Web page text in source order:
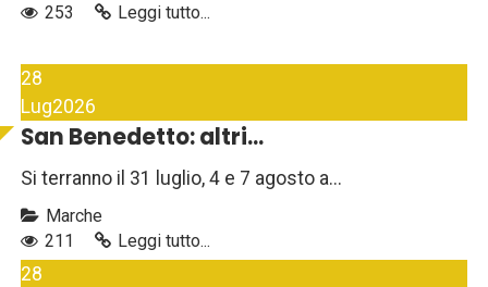
253
Leggi tutto...
28
Lug2026
San Benedetto: altri...
Si terranno il 31 luglio, 4 e 7 agosto a...
Marche
211
Leggi tutto...
28